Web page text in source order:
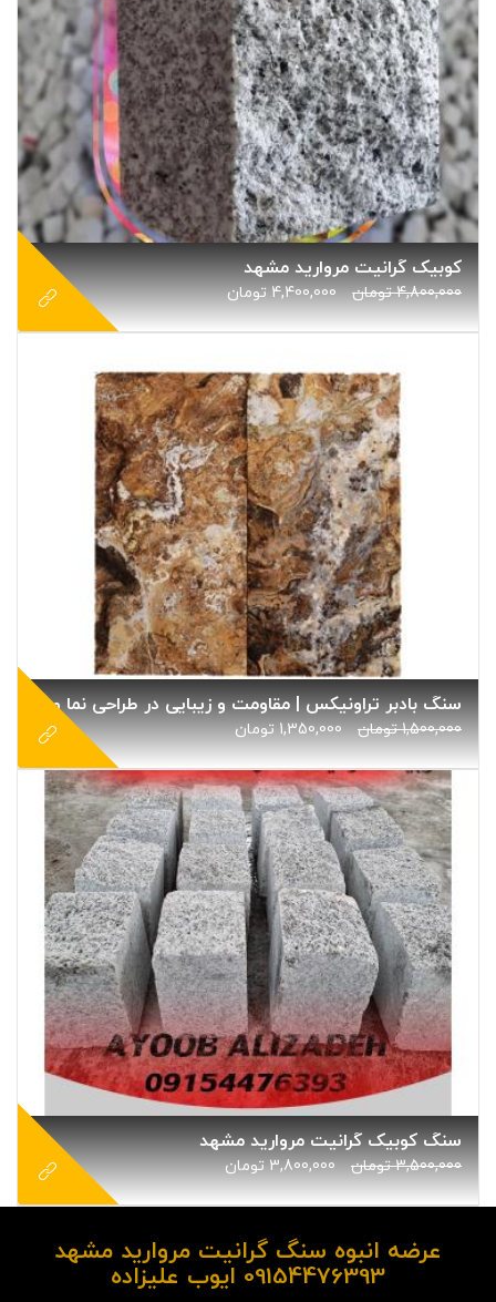
کوبیک گرانیت مروارید مشهد
4,800,000 تومان 4,400,000 تومان
سنگ بادبر تراونیکس | مقاومت و زیبایی در طراحی نما و محوطه
1,500,000 تومان 1,350,000 تومان
سنگ کوبیک گرانیت مروارید مشهد
3,500,000 تومان 3,800,000 تومان
عرضه انبوه سنگ گرانیت مروارید مشهد
09154476393 ایوب علیزاده